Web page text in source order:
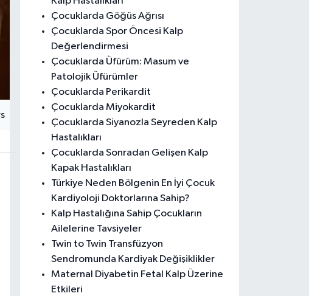
Çocuklarda Göğüs Ağrısı
Çocuklarda Spor Öncesi Kalp
Değerlendirmesi
Çocuklarda Üfürüm: Masum ve
Patolojik Üfürümler
Çocuklarda Perikardit
Çocuklarda Miyokardit
Çocuklarda Siyanozla Seyreden Kalp
Hastalıkları
Çocuklarda Sonradan Gelişen Kalp
Kapak Hastalıkları
Türkiye Neden Bölgenin En İyi Çocuk
Kardiyoloji Doktorlarına Sahip?
Kalp Hastalığına Sahip Çocukların
Ailelerine Tavsiyeler
Twin to Twin Transfüzyon
Sendromunda Kardiyak Değişiklikler
Maternal Diyabetin Fetal Kalp Üzerine
Etkileri